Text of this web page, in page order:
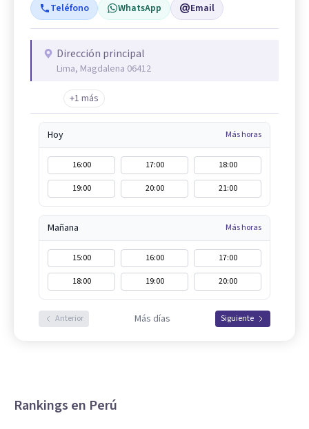
Teléfono WhatsApp Email
Dirección principal
Lima, Magdalena 06412
+1 más
Hoy Más horas
16:00 17:00
18:00
19:00
20:00 21:00
Mañana Más horas
15:00 16:00
17:00
18:00
19:00 20:00
Anterior Más días Siguiente
Rankings en Perú